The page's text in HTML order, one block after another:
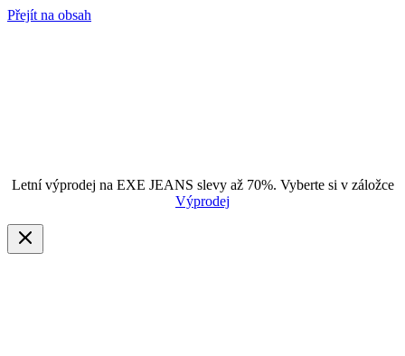
Přejít na obsah
Letní výprodej na EXE JEANS slevy až 70%. Vyberte si v záložce
Výprodej